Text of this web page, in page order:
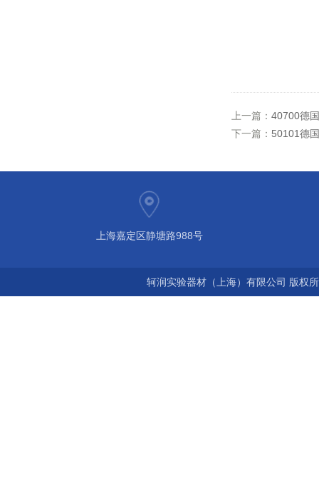
上一篇： 40700德
下一篇： 50101德
上海嘉定区静塘路988号
轲润实验器材（上海）有限公司 版权